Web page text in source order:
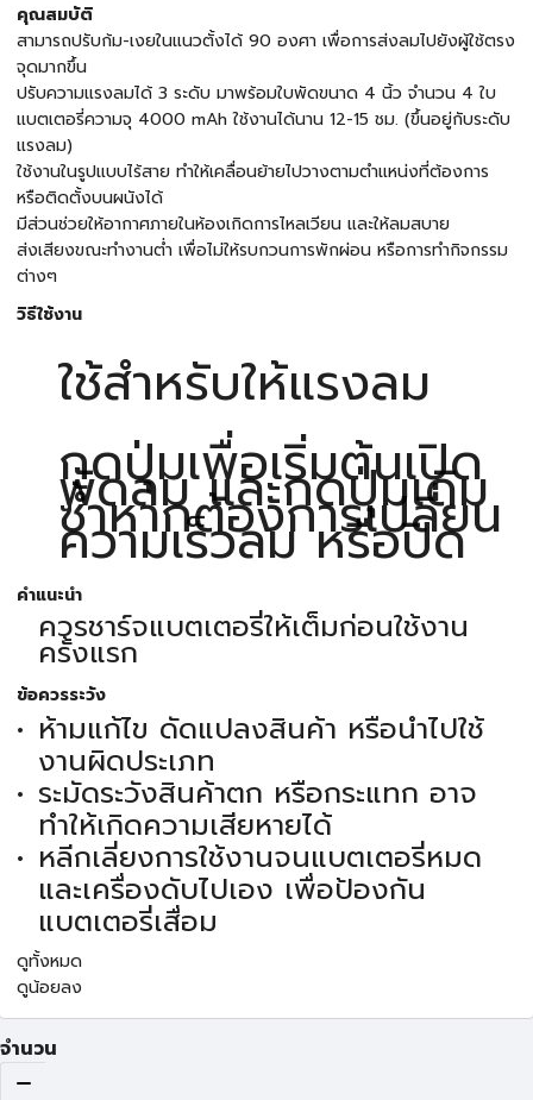
คุณสมบัติ
สามารถปรับก้ม-เงยในแนวตั้งได้ 90 องศา เพื่อการส่งลมไปยังผู้ใช้ตรง
จุดมากขึ้น
ปรับความแรงลมได้ 3 ระดับ มาพร้อมใบพัดขนาด 4 นิ้ว จำนวน 4 ใบ
แบตเตอรี่ความจุ 4000 mAh ใช้งานได้นาน 12-15 ชม. (ขึ้นอยู่กับระดับ
แรงลม)
ใช้งานในรูปแบบไร้สาย ทำให้เคลื่อนย้ายไปวางตามตำแหน่งที่ต้องการ
หรือติดตั้งบนผนังได้
มีส่วนช่วยให้อากาศภายในห้องเกิดการไหลเวียน และให้ลมสบาย
ส่งเสียงขณะทำงานต่ำ เพื่อไม่ให้รบกวนการพักผ่อน หรือการทำกิจกรรม
ต่างๆ
วิธีใช้งาน
ใช้สำหรับให้แรงลม
กดปุ่มเพื่อเริ่มต้นเปิด
พัดลม และกดปุ่มเดิม
ซ้ำหากต้องการเปลี่ยน
ความเร็วลม หรือปิด
คำแนะนำ
ควรชาร์จแบตเตอรี่ให้เต็มก่อนใช้งาน
ครั้งแรก
ข้อควรระวัง
ห้ามแก้ไข ดัดแปลงสินค้า หรือนำไปใช้
งานผิดประเภท
ระมัดระวังสินค้าตก หรือกระแทก อาจ
ทำให้เกิดความเสียหายได้
หลีกเลี่ยงการใช้งานจนแบตเตอรี่หมด
และเครื่องดับไปเอง เพื่อป้องกัน
แบตเตอรี่เสื่อม
ดูทั้งหมด
ดูน้อยลง
จำนวน